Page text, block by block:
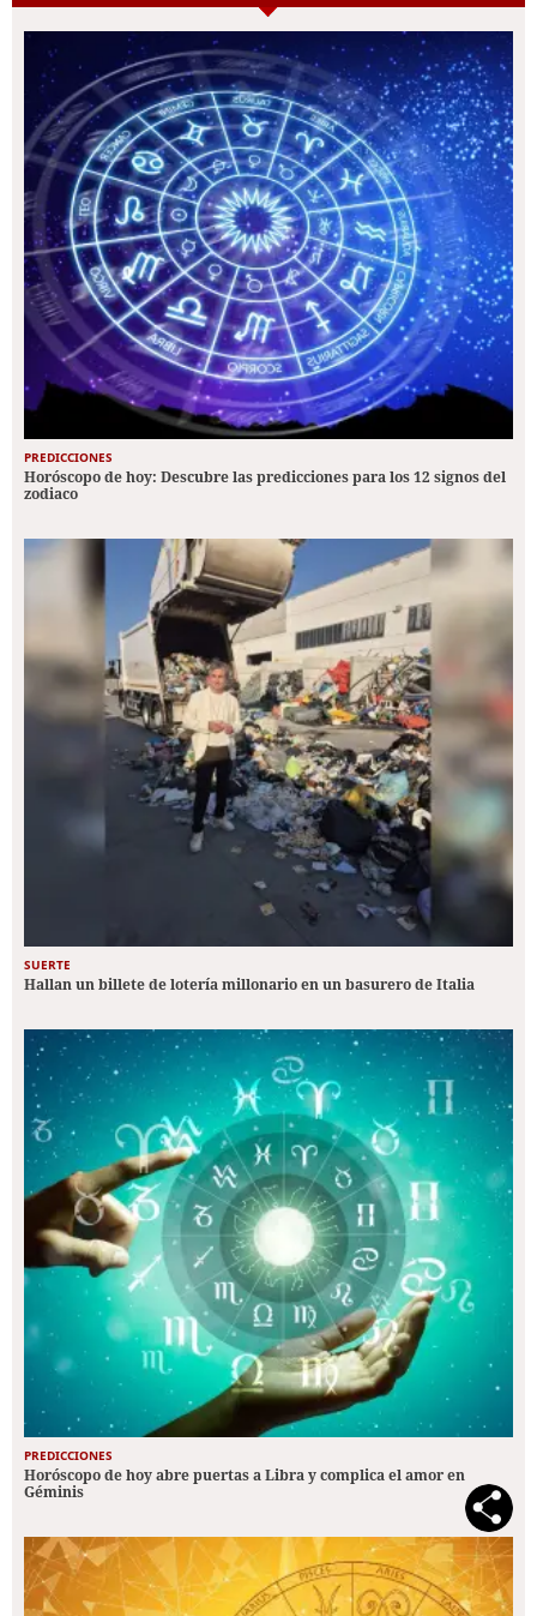
PREDICCIONES
Horóscopo de hoy: Descubre las predicciones para los 12 signos del
zodiaco
SUERTE
Hallan un billete de lotería millonario en un basurero de Italia
PREDICCIONES
Horóscopo de hoy abre puertas a Libra y complica el amor en
Géminis